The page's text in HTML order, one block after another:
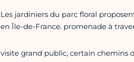
Les jardiniers du parc floral
en Île-de-France. promenade à
visite grand public, certain chemins